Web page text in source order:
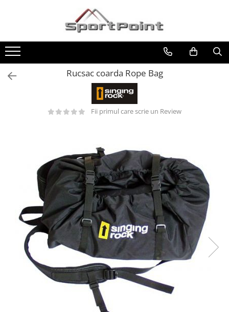
Toate Produsele
ALPINISM
Carabiniere
Nuci si Frienduri
Corzi si Cordeline
Suruburi de gheata
Magneziu
Rucsaci
Slackline
Rucsac coarda Rope Bag
Fii primul care scrie un Review